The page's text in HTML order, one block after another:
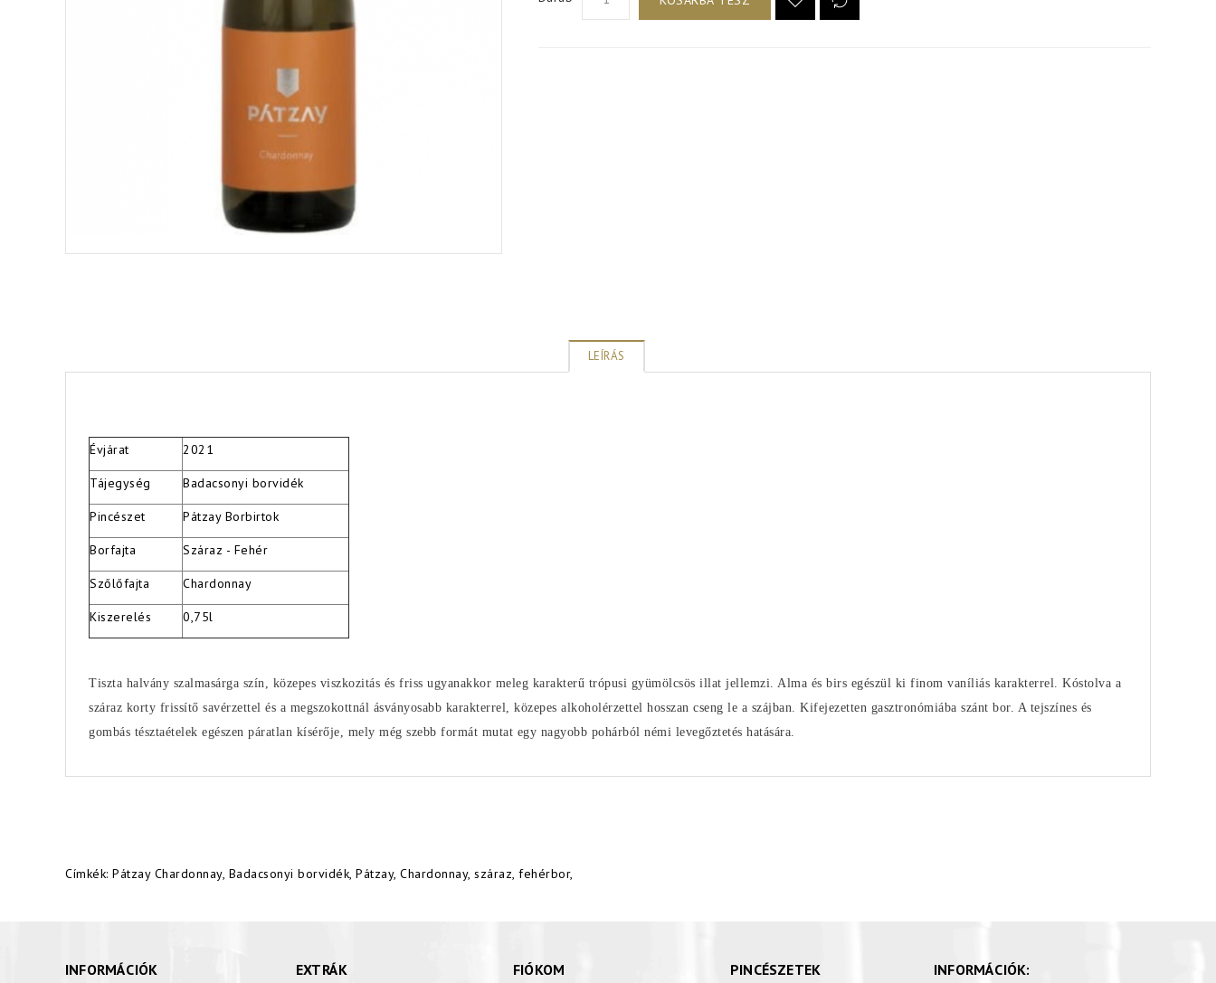
LEÍRÁS
Évjárat 2021
Tájegység Badacsonyi borvidék
Pincészet Pátzay Borbirtok
Borfajta Száraz - Fehér
Szőlőfajta Chardonnay
Kiszerelés 0,75l
Tiszta halvány szalmasárga szín, közepes viszkozitás és friss ugyanakkor meleg karakterű trópusi gyümölcsös illat jellemzi. Alma és birs egészül ki finom vaníliás karakterrel. Kóstolva a
száraz korty frissítő savérzettel és a megszokottnál ásványosabb karakterrel, közepes alkoholérzettel hosszan cseng le a szájban. Kifejezetten gasztronómiába szánt bor. A tejszínes és
gombás tésztaételek egészen páratlan kísérője, mely még szebb formát mutat egy nagyobb pohárból némi levegőztetés hatására.
Címkék: Pátzay Chardonnay, Badacsonyi borvidék, Pátzay, Chardonnay, száraz, fehérbor,
INFORMÁCIÓK EXTRÁK FIÓKOM PINCÉSZETEK INFORMÁCIÓK: